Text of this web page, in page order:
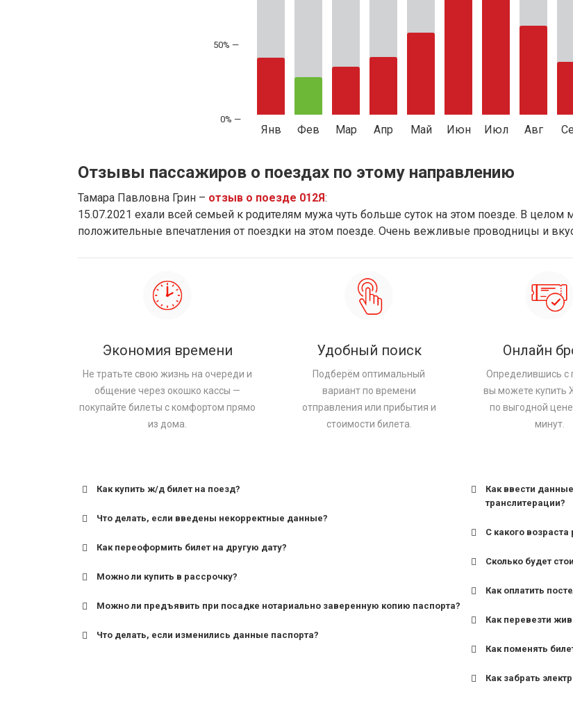
50% —
Янв Фев Мар Апр Май Июн Июл Авг
Отзывы пассажиров о поездах по этому направлению
Тамара Павловна Грин – отзыв о поезде 012Я:
15.07.2021 ехали всей семьей к родителям мужа чуть больше суток на этом поезде. В целом
положительные впечатления от поездки на этом поезде. Очень вежливые проводницы и
Экономия времени
Не тратьте свою жизнь на очереди и
общение через окошко кассы —
покупайте билеты с комфортом прямо
из дома.
Удобный поиск
Подберём оптимальный
вариант по времени
отправления или прибытия и
стоимости билета.
Онлайн
Определившись с
вы можете купить
по выгодной
минут.
Как купить ж/д билет на поезд?
Что делать, если введены некорректные данные?
Как переоформить билет на другую дату?
Можно ли купить в рассрочку?
Можно ли предъявить при посадке нотариально заверенную копию паспорта?
Что делать, если изменились данные паспорта?
Как ввести
транслитерации?
С какого
для поездов
Сколько будет
Как оплатить
Как перевезти
Как поменять
Как забрать